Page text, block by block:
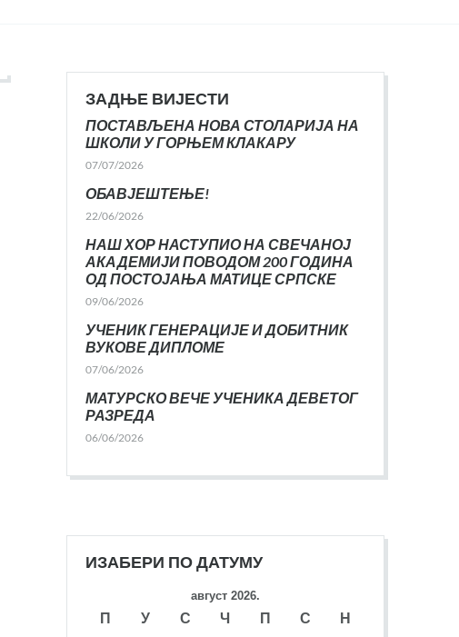
ЗАДЊЕ ВИЈЕСТИ
ПОСТАВЉЕНА НОВА СТОЛАРИЈА НА
ШКОЛИ У ГОРЊЕМ КЛАКАРУ
07/07/2026
ОБАВЈЕШТЕЊЕ!
22/06/2026
НАШ ХОР НАСТУПИО НА СВЕЧАНОЈ
АКАДЕМИЈИ ПОВОДОМ 200 ГОДИНА
ОД ПОСТОЈАЊА МАТИЦЕ СРПСКЕ
09/06/2026
УЧЕНИК ГЕНЕРАЦИЈЕ И ДОБИТНИК
ВУКОВЕ ДИПЛОМЕ
07/06/2026
МАТУРСКО ВЕЧЕ УЧЕНИКА ДЕВЕТОГ
РАЗРЕДА
06/06/2026
ИЗАБЕРИ ПО ДАТУМУ
август 2026.
П У С Ч П С
Н